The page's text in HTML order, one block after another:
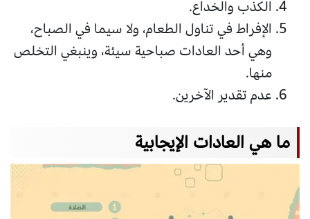
الكذب والخداع.
الإفراط في تناول الطعام، ولا سيما في الصباح،
وهي أحد العادات صباحية سيئة، وينبغي التخلص
منها.
عدم تقدير الآخرين.
ما هي العادات الإيجابية